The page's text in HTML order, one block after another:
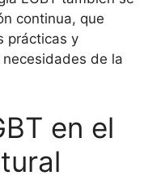
continua, que
prácticas y
de la
en el